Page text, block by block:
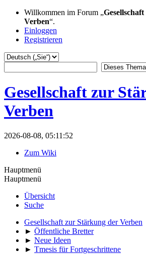
Willkommen im Forum „
Verben“.
Einloggen
Registrieren
Gesellschaft zur
Verben
2026-08-08, 05:11:52
Zum Wiki
Hauptmenü
Hauptmenü
Übersicht
Suche
Gesellschaft zur Stärkung der Verben
► Öffentliche Bretter
► Neue Ideen
► Tmesis für Fortgeschrittene